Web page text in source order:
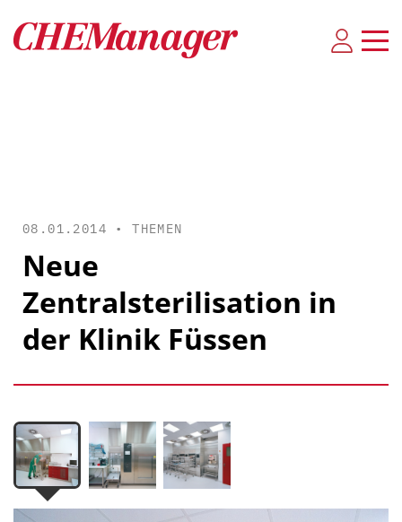
08.01.2014 •THEMEN
Neue
Zentralsterilisation in
der Klinik Füssen